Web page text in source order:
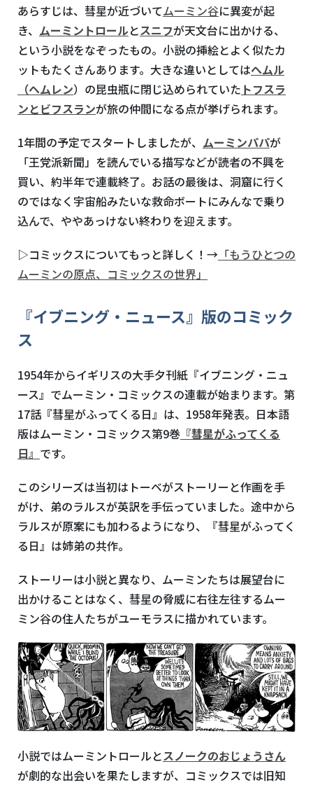
あらすじは、彗星が近づいてムーミン谷に異変が起
き、 ムーミントロールとスニフが天文台に出かける、
という小説をなぞったもの。小説の挿絵とよく似たカ
ットもたくさんあります。大きな違いとしてはヘムル
（ヘムレン）の昆虫瓶に閉じ込められていた トフスラ
ンとビフスランが旅の仲間になる点が挙げられます。
1年間の予定でスタートしましたが、 ムーミンパパが
「王党派新聞」を読んでいる描写などが読者の不興を
買い、約半年で連載終了。お話の最後は、洞窟に行く
のではなく宇宙船みたいな救命ボートにみんなで乗り
込んで、ややあっけない終わりを迎えます。
▷コミックスについてもっと詳しく！→ 「もうひとつの
ムーミンの原点、コミックスの世界」
『イブニング・ニュース』版のコミック
ス
1954年からイギリスの大手夕刊紙『イブニング・ニュ
ース』でムーミン・コミックスの連載が始まります。第
17話『彗星がふってくる日』は、 1958年発表。日本語
版はムーミン・コミックス第9巻 『彗星がふってくる
日』 です。
このシリーズは当初はトーベがストーリーと作画を手
がけ、弟のラルスが英訳を手伝っていました。途中から
ラルスが原案にも加わるようになり、『彗星がふってく
る日』は姉弟の共作。
ストーリーは小説と異なり、ムーミンたちは展望台に
出かけることはなく、彗星の脅威に右往左往するムー
ミン谷の住人たちがユーモラスに描かれています。
小説ではムーミントロールとスノークのおじょうさん
が劇的な出会いを果たしますが、コミックスでは旧知